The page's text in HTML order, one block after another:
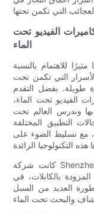
الفيديو تحت
الماء
للاهتمام بالنسبة
التي تكمن تحت
طويلة. بفضل التقدم
الفيديو تحت الماء،
وندرس العالم تحت
التطبيق المختلفة
مع تسليط الضوء على
كانت شركة Shenzhen Vicam Mechatronics Co., Ltd، الشركة
بالكابلات، في
العديد من السبل